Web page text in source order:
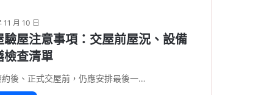
11 月 10 日
驗屋注意事項：交屋前屋況、設備
檢查清單
約後、正式交屋前，仍應安排最後一…